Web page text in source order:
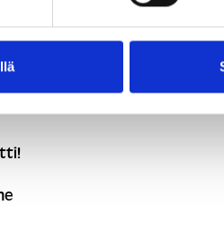
Your